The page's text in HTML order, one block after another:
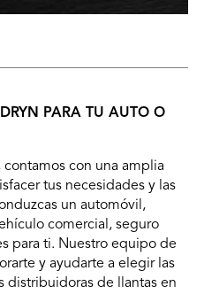
PARA TU AUTO O
contamos con una amplia
tus necesidades y las
un automóvil,
comercial, seguro
para ti. Nuestro equipo de
y ayudarte a elegir las
distribuidoras de llantas en